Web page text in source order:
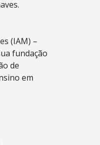
(IAM) –
fundação
de
em